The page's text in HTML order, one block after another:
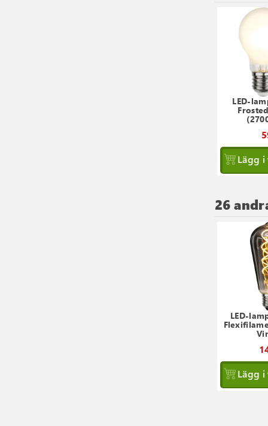
LED-
Lägg
26
LED-
Lägg